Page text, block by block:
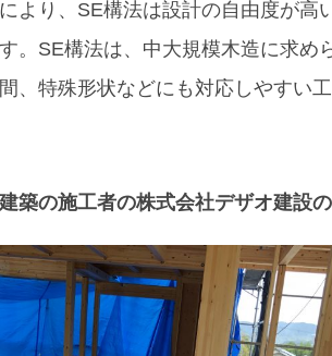
より、 SE構法は設計の自由度が高
。 SE構法は、中大規模木造に求め
、特殊形状などにも対応しやすい
築の施工者の株式会社デザオ建設